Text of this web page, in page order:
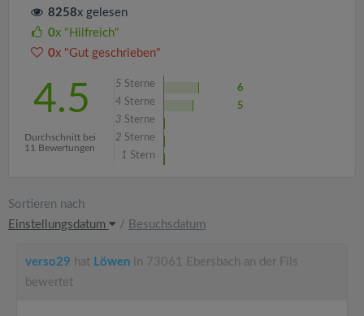
8258x gelesen
0x "Hilfreich"
0x "Gut geschrieben"
4.5
Durchschnitt bei
11 Bewertungen
5 Sterne
6
4 Sterne
5
3 Sterne
2 Sterne
1 Stern
Sortieren nach
Einstellungsdatum
/ Besuchsdatum
verso29 hat Löwen in 73061 Ebersbach an der Fils
bewertet
i